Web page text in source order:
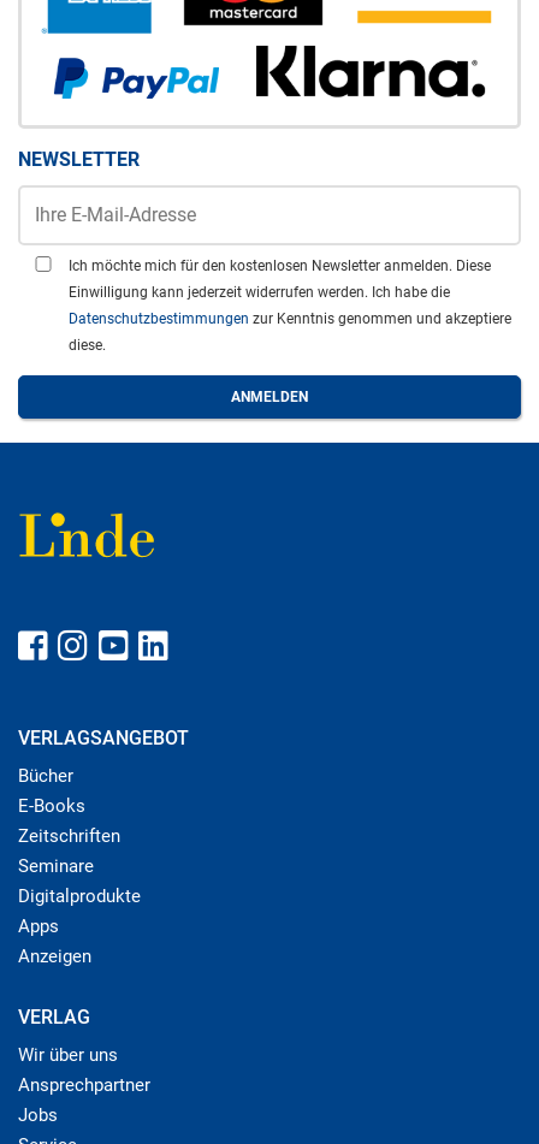
NEWSLETTER
Ich möchte mich für den kostenlosen Newsletter anmelden. Diese
Einwilligung kann jederzeit widerrufen werden. Ich habe die
Datenschutzbestimmungen zur Kenntnis genommen und akzeptiere
diese.
VERLAGSANGEBOT
Bücher
E-Books
Zeitschriften
Seminare
Digitalprodukte
Apps
Anzeigen
VERLAG
Wir über uns
Ansprechpartner
Jobs